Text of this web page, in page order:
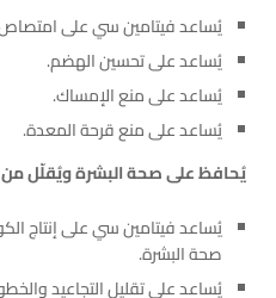
يُساعد فيتامين سي على امتصاص
يُساعد على تحسين الهضم.
يُساعد على منع الإمساك.
يُساعد على منع قرحة المعدة.
يُحافظ على صحة البشرة ويُقلّل
يُساعد فيتامين سي على إنتاج
صحة البشرة.
يُساعد على تقليل التجاعيد